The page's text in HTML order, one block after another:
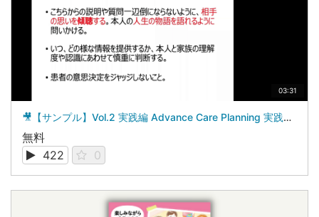
03:31
🎥【サンプル】Vol.2 実践編 Advance Care Planning 実践の実際を学ぶ
無料
422
0